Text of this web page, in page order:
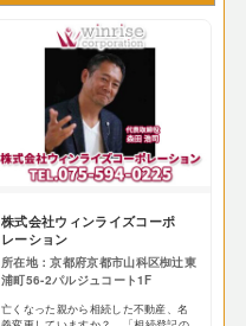
株式会社ウィンライズコーポ
レーション
所在地：京都府京都市山科区椥辻東
浦町56-2パルジュコート1F
亡くなった親から相続した不動産、名